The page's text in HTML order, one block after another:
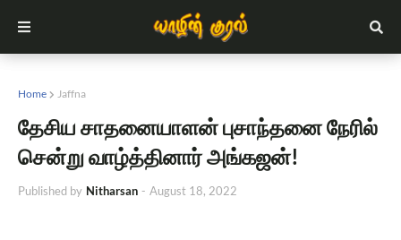
Home Jaffna
தேசிய சாதனையாளன் புசாந்தனை நேரில்
சென்று வாழ்த்தினார் அங்கஜன்!
Published by Nitharsan - August 18, 2022